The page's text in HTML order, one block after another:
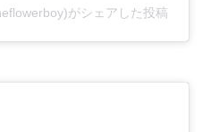
がシェアした投稿